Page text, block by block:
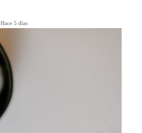
Hace 5 días